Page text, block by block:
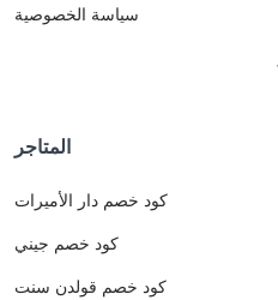
سياسة الخصوصية
المتاجر
كود خصم دار الأميرات
كود خصم جيني
كود خصم قولدن سنت